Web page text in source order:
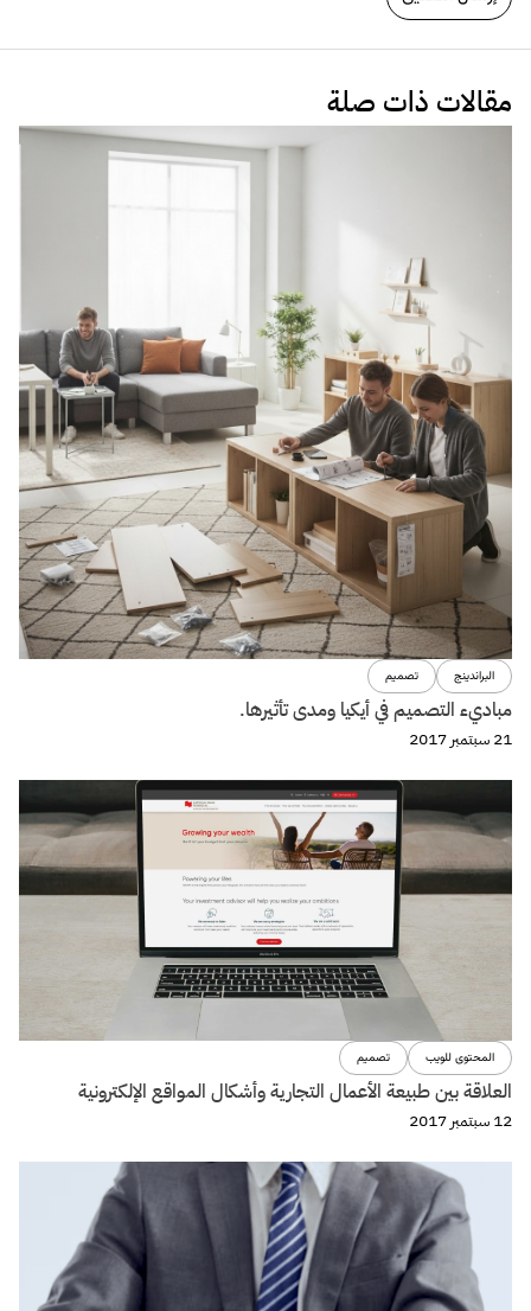
مقالات ذات صلة
البراندينج تصميم
مباديء التصميم في أيكيا ومدى تأثيرها.
21 سبتمبر 2017
المحتوى للويب تصميم
العلاقة بين طبيعة الأعمال التجارية وأشكال المواقع الإلكترونية
12 سبتمبر 2017